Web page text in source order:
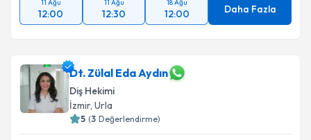
11 Ağu
12:00
11 Ağu
12:30
18 Ağu
12:00 Daha Fazla
Dt. Zülal Eda Aydın
Diş Hekimi
İzmir, Urla
5 (3 Değerlendirme)